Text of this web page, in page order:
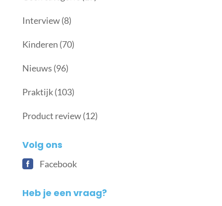
Interview(8)
Kinderen (70)
Nieuws (96)
Praktijk(103)
Product review(12)
Volg ons
Facebook
Heb je een vraag?